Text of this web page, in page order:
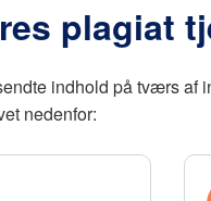
plagiat
indhold på tværs af
nedenfor: